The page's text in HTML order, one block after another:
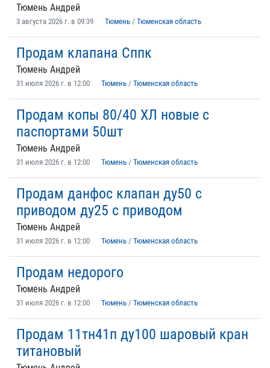
Тюмень Андрей
3 августа 2026 г. в 09:39 Тюмень / Тюменская область
Продам клапана Сппк
Тюмень Андрей
31 июля 2026 г. в 12:00 Тюмень / Тюменская область
Продам копы 80/40 ХЛ новые с
паспортами 50шт
Тюмень Андрей
31 июля 2026 г. в 12:00 Тюмень / Тюменская область
Продам данфос клапан ду50 с
приводом ду25 с приводом
Тюмень Андрей
31 июля 2026 г. в 12:00 Тюмень / Тюменская область
Продам недорого
Тюмень Андрей
31 июля 2026 г. в 12:00 Тюмень / Тюменская область
Продам 11тн41п ду100 шаровый кран
титановый